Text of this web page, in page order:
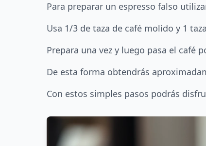
Para preparar un espresso falso
Usa 1/3 de taza de café molido y 1
Prepara una vez y luego pasa el café
De esta forma obtendrás
Con estos simples pasos podrás